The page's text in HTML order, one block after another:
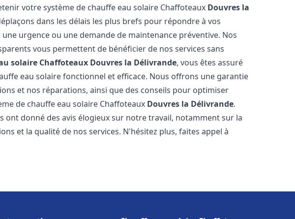
votre système de chauffe eau solaire Chaffoteaux Douvres la
dans les délais les plus brefs pour répondre à vos
urgence ou une demande de maintenance préventive. Nos
vous permettent de bénéficier de nos services sans
solaire Chaffoteaux Douvres la Délivrande, vous êtes assuré
eau solaire fonctionnel et efficace. Nous offrons une garantie
et nos réparations, ainsi que des conseils pour optimiser
de chauffe eau solaire Chaffoteaux Douvres la Délivrande.
ont donné des avis élogieux sur notre travail, notamment sur la
et la qualité de nos services. N'hésitez plus, faites appel à